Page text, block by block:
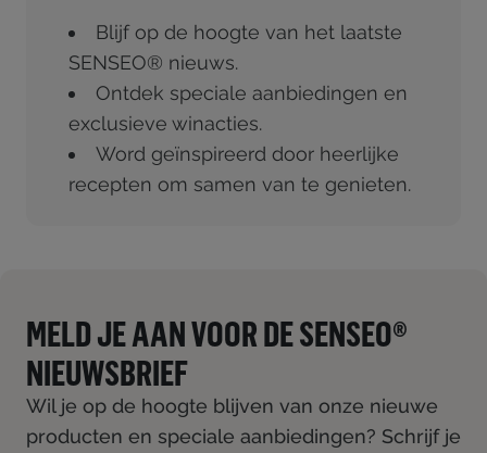
Blijf op de hoogte van het laatste
SENSEO® nieuws.
Ontdek speciale aanbiedingen en
exclusieve winacties.
Word geïnspireerd door heerlijke
recepten om samen van te genieten.
MELD JE AAN VOOR DE SENSEO®
NIEUWSBRIEF
Wil je op de hoogte blijven van onze nieuwe
producten en speciale aanbiedingen? Schrijf je